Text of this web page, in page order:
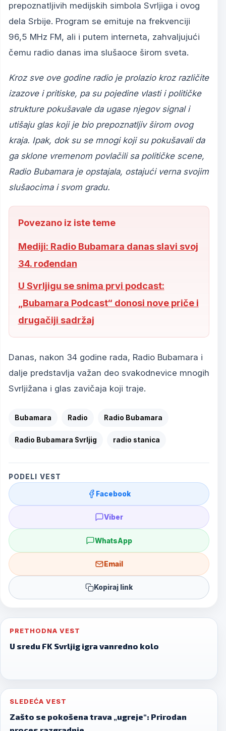
prepoznatljivih medijskih simbola Svrljiga i ovog
dela Srbije. Program se emituje na frekvenciji
96,5 MHz FM, ali i putem interneta, zahvaljujući
čemu radio danas ima slušaoce širom sveta.
Kroz sve ove godine radio je prolazio kroz različite
izazove i pritiske, pa su pojedine vlasti i političke
strukture pokušavale da ugase njegov signal i
utišaju glas koji je bio prepoznatljiv širom ovog
kraja. Ipak, dok su se mnogi koji su pokušavali da
ga sklone vremenom povlačili sa političke scene,
Radio Bubamara je opstajala, ostajući verna svojim
slušaocima i svom gradu.
Povezano iz iste teme
Mediji: Radio Bubamara danas slavi svoj
34. rođendan
U Svrljigu se snima prvi podcast:
„Bubamara Podcast“ donosi nove priče i
drugačiji sadržaj
Danas, nakon 34 godine rada, Radio Bubamara i
dalje predstavlja važan deo svakodnevice mnogih
Svrljižana i glas zavičaja koji traje.
Bubamara Radio Radio Bubamara
Radio Bubamara Svrljig radio stanica
PODELI VEST
Facebook
Viber
WhatsApp
Email
Kopiraj link
Post
navigation
PRETHODNA VEST
U sredu FK Svrljig igra vanredno kolo
SLEDEĆA VEST
Zašto se pokošena trava „ugreje“: Prirodan